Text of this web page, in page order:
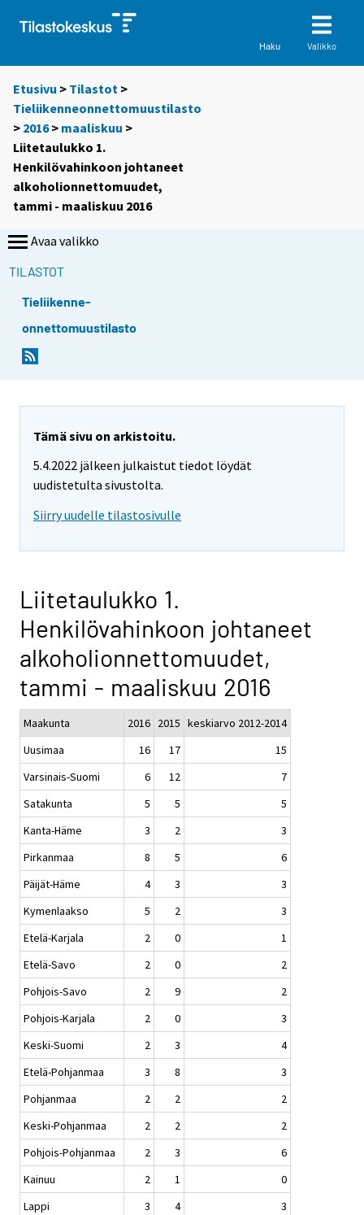
Haku Valikko
Etusivu > Tilastot >
Tieliikenneonnettomuustilasto
> 2016> maaliskuu >
Liitetaulukko 1.
Henkilövahinkoon johtaneet
alkoholionnettomuudet,
tammi - maaliskuu 2016
Avaa valikko
TILASTOT
Tieliikenne-
onnettomuustilasto
Tämä sivu on arkistoitu.
5.4.2022 jälkeen julkaistut tiedot löydät
uudistetulta sivustolta.
Siirry uudelle tilastosivulle
Liitetaulukko 1.
Henkilövahinkoon johtaneet
alkoholionnettomuudet,
tammi - maaliskuu 2016
Maakunta 2016 2015 keskiarvo 2012-2014
Uusimaa
16 17
15
Varsinais-Suomi
6 12
7
Satakunta
5 5
5
Kanta-Häme
3 2
3
Pirkanmaa
8 5
6
Päijät-Häme
4 3
3
Kymenlaakso
5 2
3
Etelä-Karjala
2 0
1
Etelä-Savo
2 0
2
Pohjois-Savo
2 9
2
Pohjois-Karjala
2 0
3
Keski-Suomi
2 3
4
Etelä-Pohjanmaa
3 8
3
Pohjanmaa
2 2
2
Keski-Pohjanmaa
2 2
2
Pohjois-Pohjanmaa
2 3
6
Kainuu
2 1
0
Lappi
3 4
3